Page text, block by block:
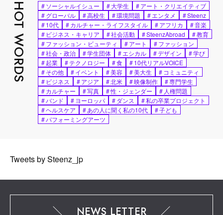
HOT WORDS #ソーシャルイシュー #大学生 #アート・クリエイティブ
#グローバル #高校生 #環境問題 #エンタメ #Steenz
#10代 #カルチャー・ライフスタイル #アフリカ #音楽
# ビジネス・キャリア #社会活動 #SteenzAbroad #教育
#ファッション・ビューティ #アート #ファッション
#社会・政治 #学生団体 #エシカル #デザイン #学び
#起業 #テクノロジー #食 #10代リアルVOICE
#その他 #イベント #美容 #美大生 # コミュニティ
# ビジネス #アジア #北米 #映像制作 #専門学生
#カルチャー #写真 #性・ジェンダー # 人権問題
#バンド #ヨーロッパ #ダンス #私の卒業プロジェクト
#ヘルスケア #あの人に聞く私の10代 #子ども
#パフォーミングアーツ
Tweets by Steenz_jp
NEWS LETTER